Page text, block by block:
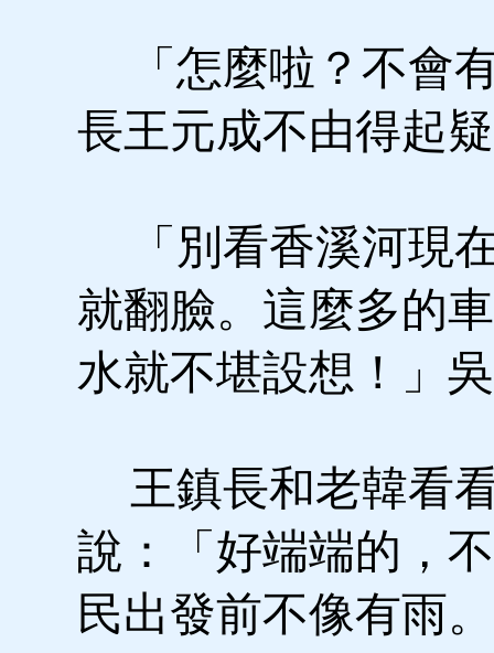
「怎麼啦？不會
長王元成不由得起
「別看香溪河現
就翻臉。這麼多的
水就不堪設想！」
王鎮長和老韓看
說：「好端端的，
民出發前不像有雨